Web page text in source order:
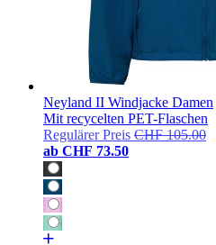
Neyland II Windjacke Damen
Mit recycelten PET-Flaschen
Regulärer Preis CHF 105.00
ab CHF 73.50